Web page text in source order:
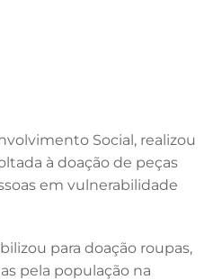
Social, realizou
à doação de peças
em vulnerabilidade
para doação roupas,
pela população na